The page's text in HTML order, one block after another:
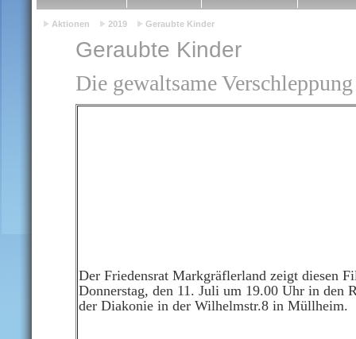
Aktionen 2019 Geraubte Kinder
Geraubte Kinder
Die gewaltsame
Der Friedensrat Markgräflerland zeigt diesen
Donnerstag, den 11. Juli um 19.00 Uhr in den
der Diakonie in der Wilhelmstr.8 in Müllheim.